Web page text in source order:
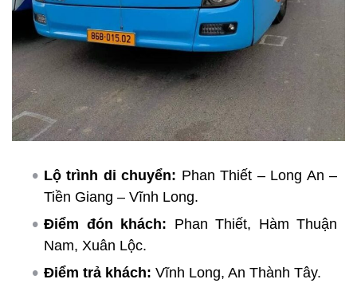
Lộ trình di chuyển: Phan Thiết – Long An –
Tiền Giang – Vĩnh Long.
Điểm đón khách: Phan Thiết, Hàm Thuận
Nam, Xuân Lộc.
Điểm trả khách: Vĩnh Long, An Thành Tây.